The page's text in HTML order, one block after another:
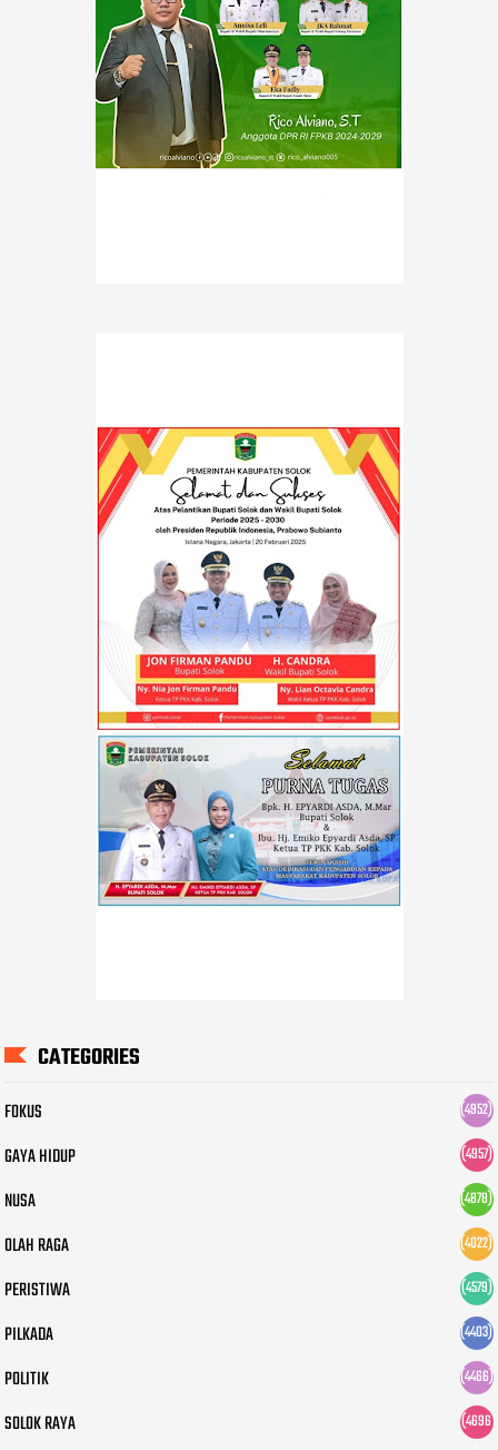
CATEGORIES
FOKUS (4952)
GAYA HIDUP (4957)
NUSA (4878)
OLAH RAGA (4022)
PERISTIWA (4579)
PILKADA (4403)
POLITIK (4466)
SOLOK RAYA
(4696